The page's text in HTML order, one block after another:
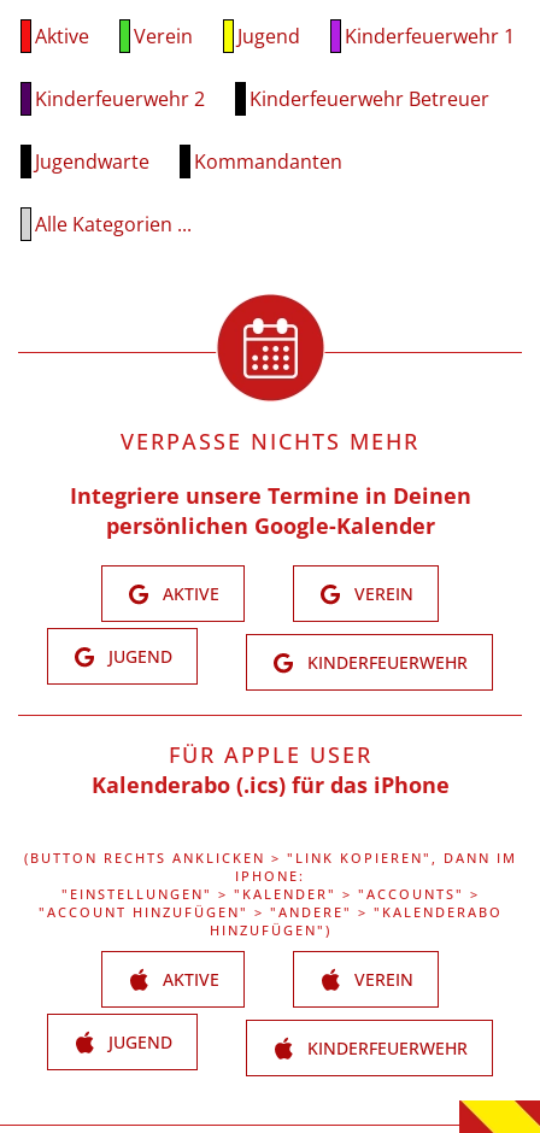
Aktive Verein Jugend Kinderfeuerwehr 1
Kinderfeuerwehr 2 Kinderfeuerwehr Betreuer
Jugendwarte Kommandanten
Alle Kategorien ...
VERPASSE NICHTS MEHR
Integriere unsere Termine in Deinen
persönlichen Google-Kalender
AKTIVE VEREIN
JUGEND KINDERFEUERWEHR
FÜR APPLE USER
Kalenderabo (.ics) für das iPhone
(BUTTON RECHTS ANKLICKEN > "LINK KOPIEREN", DANN IM
IPHONE:
"EINSTELLUNGEN" > "KALENDER" > "ACCOUNTS" >
"ACCOUNT HINZUFÜGEN" > "ANDERE" > "KALENDERABO
HINZUFÜGEN")
AKTIVE VEREIN
JUGEND KINDERFEUERWEHR